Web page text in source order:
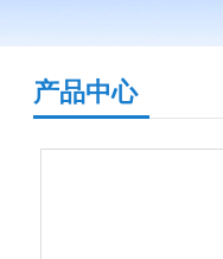
产品中心